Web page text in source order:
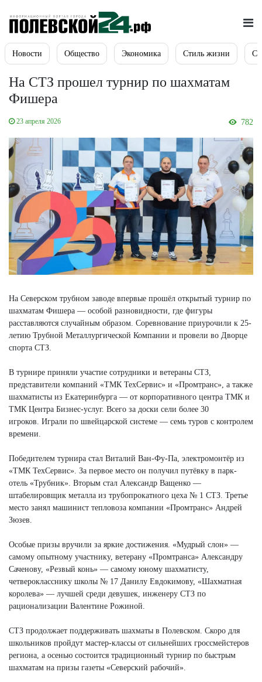
Новости Общество Экономика Стиль жизни
На СТЗ прошел турнир по шахматам
Фишера
23 апреля 2026 782
На Северском трубном заводе впервые прошёл открытый турнир по
шахматам Фишера — особой разновидности, где фигуры
расставляются случайным образом. Соревнование приурочили к 25-
летию Трубной Металлургической Компании и провели во Дворце
спорта СТЗ.
В турнире приняли участие сотрудники и ветераны СТЗ,
представители компаний «ТМК ТехСервис» и «Промтранс», а также
шахматисты из Екатеринбурга — от корпоративного центра ТМК и
ТМК Центра Бизнес-услуг. Всего за доски сели более 30
игроков. Играли по швейцарской системе — семь туров с контролем
времени.
Победителем турнира стал Виталий Ван-Фу-Па, электромонтёр из
«ТМК ТехСервис». За первое место он получил путёвку в парк-
отель «Трубник». Вторым стал Александр Ващенко —
штабелировщик металла из трубопрокатного цеха № 1 СТЗ. Третье
место занял машинист тепловоза компании «Промтранс» Андрей
Зюзев.
Особые призы вручили за яркие достижения. «Мудрый слон» —
самому опытному участнику, ветерану «Промтранса» Александру
Саченову, «Резвый конь» — самому юному шахматисту,
четверокласснику школы № 17 Данилу Евдокимову, «Шахматная
королева» — лучшей среди девушек, инженеру СТЗ по
рационализации Валентине Рожиной.
СТЗ продолжает поддерживать шахматы в Полевском. Скоро для
школьников пройдут мастер-классы от сильнейших гроссмейстеров
региона, а осенью состоится традиционный турнир по быстрым
шахматам на призы газеты «Северский рабочий».